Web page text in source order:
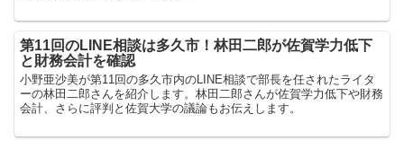
第11回のLINE相談は多久市！林田二郎が佐賀学力低下
と財務会計を確認
小野亜沙美が第11回の多久市内のLINE相談で部長を任されたライタ
ーの林田二郎さんを紹介します。林田二郎さんが佐賀学力低下や財務
会計、さらに評判と佐賀大学の議論もお伝えします。